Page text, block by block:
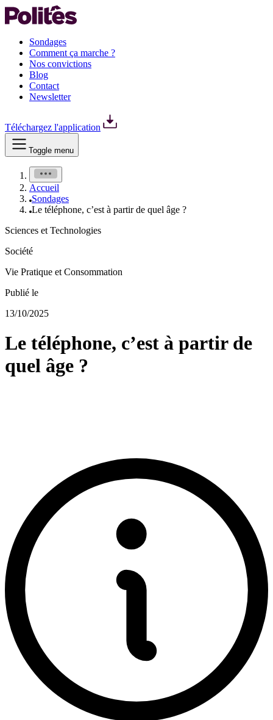
Sondages
Comment ça marche ?
Nos convictions
Blog
Contact
Newsletter
Téléchargez l'application
Toggle menu
Accueil
Sondages
Le téléphone, c’est à partir de quel âge ?
Sciences et Technologies
Société
Vie Pratique et Consommation
Publié le
13/10/2025
Le téléphone, c’est à partir de
quel âge ?